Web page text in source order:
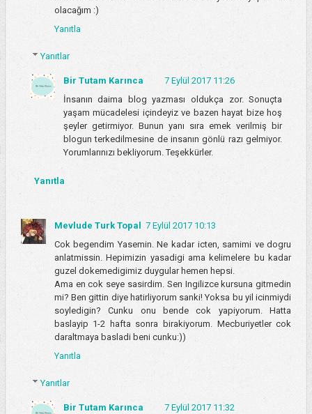
olacağım :)
Yanıtla
Yanıtlar
Bir Tutam Karınca
7 Eylül 2017 11:26
İnsanın daima blog yazması oldukça zor. Sonuçta
yaşam mücadelesi içindeyiz ve bazen hayat bize hoş
şeyler getirmiyor. Bunun yanı sıra emek verilmiş bir
blogun terkedilmesine de insanın gönlü razı gelmiyor.
Yorumlarınızı bekliyorum. Teşekkürler.
Yanıtla
Mevlude Turk Topal
7 Eylül 2017 10:13
Cok begendim Yasemin. Ne kadar icten, samimi ve dogru
anlatmissin. Hepimizin yasadigi ama kelimelere bu kadar
guzel dokemedigimiz duygular hemen hepsi.
Ama en cok seye sasirdim. Sen Ingilizce kursuna gitmedin
mi? Ben gittin diye hatirliyorum sanki! Yoksa bu yil icinmiydi
soyledigin? Cunku onu bende cok yapiyorum. Hatta
baslayip 1-2 hafta sonra birakiyorum. Mecburiyetler cok
daraltmaya basladi beni cunku:))
Yanıtla
Yanıtlar
Bir Tutam Karınca
7 Eylül 2017 11:32